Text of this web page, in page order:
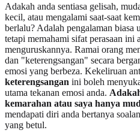
Adakah anda sentiasa gelisah,
kecil, atau mengalami saat-saat
berlalu? Adalah pengalaman biasa
tetapi memahami sifat perasaan ini
menguruskannya. Ramai orang
dan "keterengsangan" secara
emosi yang berbeza. Kekeliruan
keterengsangan ini boleh
utama tekanan emosi anda.
kemarahan atau saya hanya
mendapati diri anda bertanya
yang betul.